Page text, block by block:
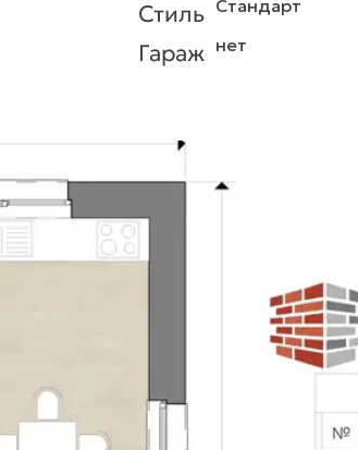
Стиль Стандарт
Гараж нет